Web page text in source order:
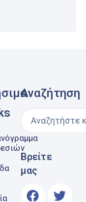
Αναζήτηση
Βρείτε
μας